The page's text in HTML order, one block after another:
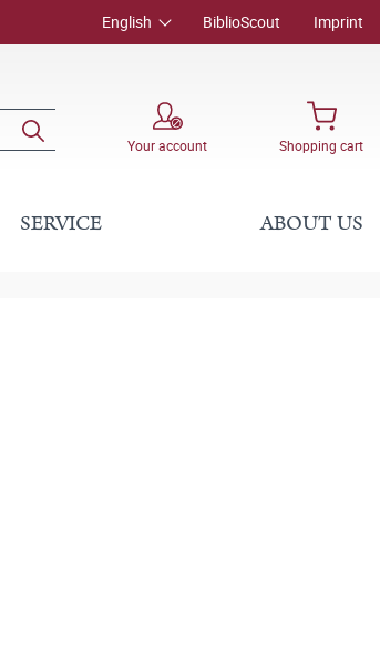
English BiblioScout Imprint
Your account Shopping cart
SERVICE ABOUT US